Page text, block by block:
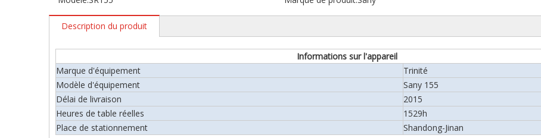
Description du produit
Informations sur l'appareil
Marque d'équipement
Trinité
Modèle d'équipement
Sany 155
Délai de livraison
2015
Heures de table réelles
1529h
Place de stationnement
Shandong-Jinan